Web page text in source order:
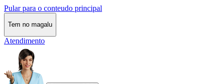
Pular para o conteudo principal
Tem no magalu
Atendimento